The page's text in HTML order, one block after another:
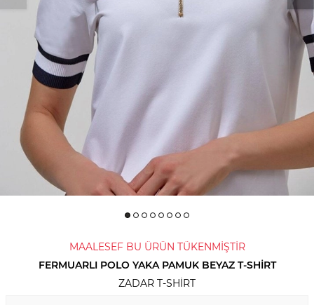
MAALESEF BU ÜRÜN TÜKENMİŞTİR
FERMUARLI POLO YAKA PAMUK BEYAZ T-SHIRT
ZADAR T-SHIRT